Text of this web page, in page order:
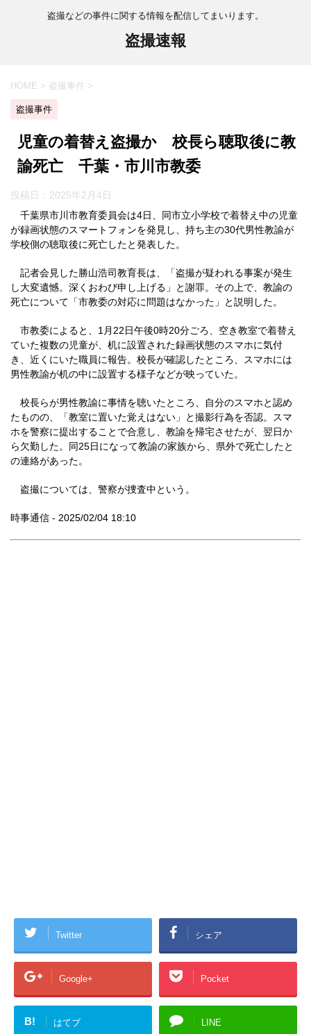
盗撮などの事件に関する情報を配信してまいります。
盗撮速報
HOME > 盗撮事件 >
盗撮事件
児童の着替え盗撮か 校長ら聴取後に教
諭死亡 千葉・市川市教委
投稿日： 2025年2月4日
千葉県市川市教育委員会は4日、同市立小学校で着替え中の児童
が録画状態のスマートフォンを発見し、持ち主の30代男性教諭が
学校側の聴取後に死亡したと発表した。
記者会見した勝山浩司教育長は、「盗撮が疑われる事案が発生
し大変遺憾。深くおわび申し上げる」と謝罪。その上で、教諭の
死亡について「市教委の対応に問題はなかった」と説明した。
市教委によると、1月22日午後0時20分ごろ、空き教室で着替え
ていた複数の児童が、机に設置された録画状態のスマホに気付
き、近くにいた職員に報告。校長が確認したところ、スマホには
男性教諭が机の中に設置する様子などが映っていた。
校長らが男性教諭に事情を聴いたところ、自分のスマホと認め
たものの、「教室に置いた覚えはない」と撮影行為を否認。スマ
ホを警察に提出することで合意し、教諭を帰宅させたが、翌日か
ら欠勤した。同25日になって教諭の家族から、県外で死亡したと
の連絡があった。
盗撮については、警察が捜査中という。
時事通信 - 2025/02/04 18:10
Twitter シェア
Google+ Pocket
B! はてブ LINE